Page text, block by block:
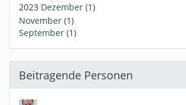
2023 Dezember (1)
November (1)
September (1)
Beitragende Personen